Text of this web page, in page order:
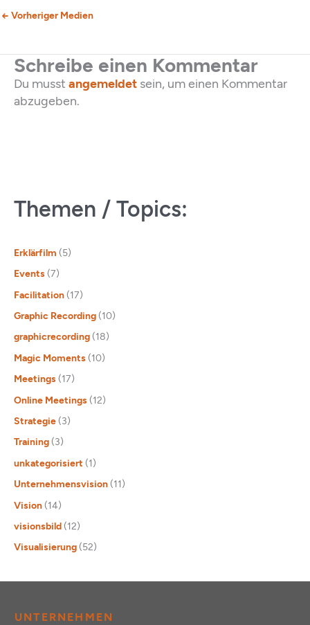
← Vorheriger Medien
Schreibe einen Kommentar
Du musst angemeldet sein, um einen Kommentar
abzugeben.
Themen / Topics:
Erklärfilm (5)
Events (7)
Facilitation (17)
Graphic Recording (10)
graphicrecording (18)
Magic Moments (10)
Meetings (17)
Online Meetings (12)
Strategie (3)
Training (3)
unkategorisiert (1)
Unternehmensvision (11)
Vision (14)
visionsbild (12)
Visualisierung (52)
UNTERNEHMEN